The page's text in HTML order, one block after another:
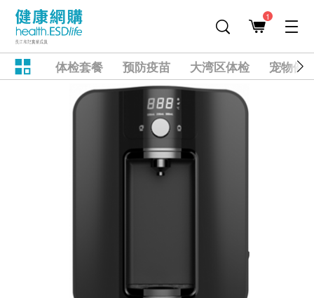
1
体检套餐 预防疫苗 大湾区体检 宠物健